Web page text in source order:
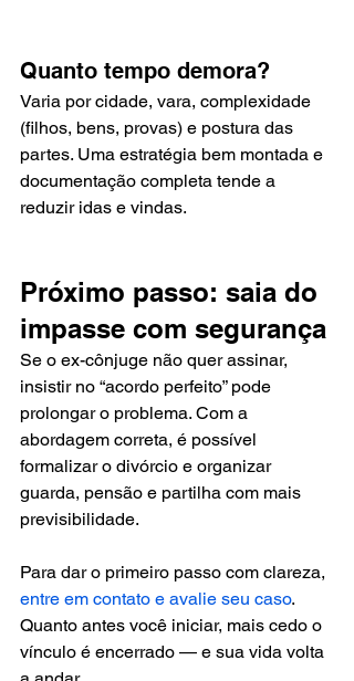
Quanto tempo demora?
Varia por cidade, vara, complexidade
(filhos, bens, provas) e postura das
partes. Uma estratégia bem montada e
documentação completa tende a
reduzir idas e vindas.
Próximo passo: saia do
impasse com segurança
Se o ex-cônjuge não quer assinar,
insistir no “acordo perfeito” pode
prolongar o problema. Com a
abordagem correta, é possível
formalizar o divórcio e organizar
guarda, pensão e partilha com mais
previsibilidade.
Para dar o primeiro passo com clareza,
entre em contato e avalie seu caso.
Quanto antes você iniciar, mais cedo o
vínculo é encerrado — e sua vida volta